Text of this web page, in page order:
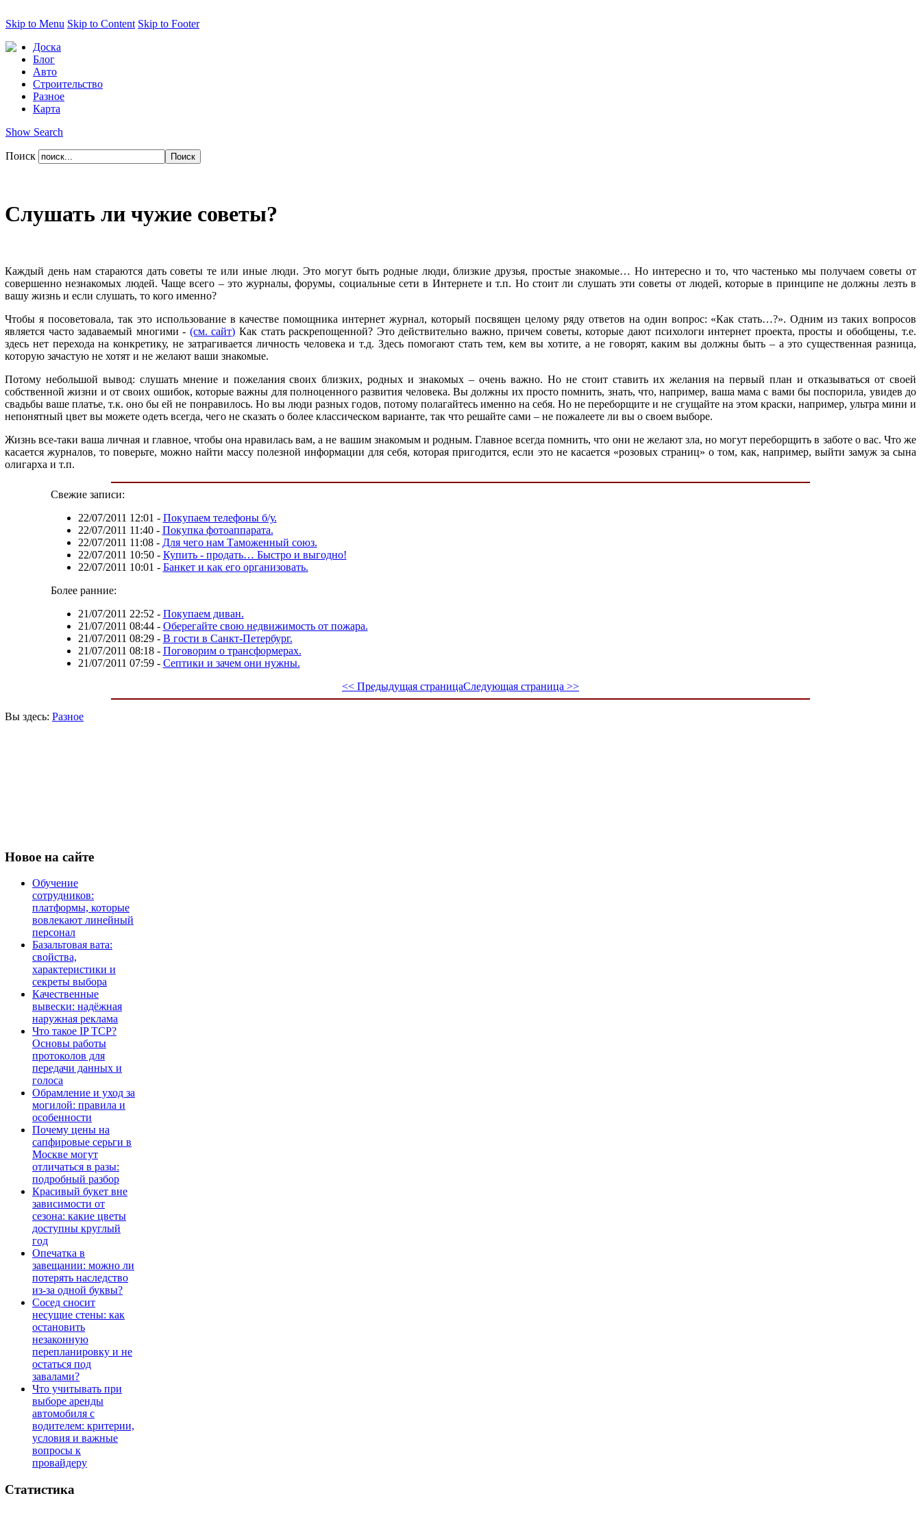
Skip to Menu Skip to Content Skip to Footer
Доска
Блог
Авто
Строительство
Разное
Карта
Show Search
Поиск
Слушать ли чужие советы?
Каждый день нам стараются дать советы те или иные люди. Это могут быть родные люди, близкие друзья, простые знакомые… Но интересно и то, что частенько мы получаем советы от
совершенно незнакомых людей. Чаще всего – это журналы, форумы, социальные сети в Интернете и т.п. Но стоит ли слушать эти советы от людей, которые в принципе не должны лезть в
вашу жизнь и если слушать, то кого именно?
Чтобы я посоветовала, так это использование в качестве помощника интернет журнал, который посвящен целому ряду ответов на один вопрос: «Как стать…?». Одним из таких вопросов
является часто задаваемый многими - (см. сайт) Как стать раскрепощенной? Это действительно важно, причем советы, которые дают психологи интернет проекта, просты и обобщены, т.е.
здесь нет перехода на конкретику, не затрагивается личность человека и т.д. Здесь помогают стать тем, кем вы хотите, а не говорят, каким вы должны быть – а это существенная разница,
которую зачастую не хотят и не желают ваши знакомые.
Потому небольшой вывод: слушать мнение и пожелания своих близких, родных и знакомых – очень важно. Но не стоит ставить их желания на первый план и отказываться от своей
собственной жизни и от своих ошибок, которые важны для полноценного развития человека. Вы должны их просто помнить, знать, что, например, ваша мама с вами бы поспорила, увидев до
свадьбы ваше платье, т.к. оно бы ей не понравилось. Но вы люди разных годов, потому полагайтесь именно на себя. Но не переборщите и не сгущайте на этом краски, например, ультра мини и
непонятный цвет вы можете одеть всегда, чего не сказать о более классическом варианте, так что решайте сами – не пожалеете ли вы о своем выборе.
Жизнь все-таки ваша личная и главное, чтобы она нравилась вам, а не вашим знакомым и родным. Главное всегда помнить, что они не желают зла, но могут переборщить в заботе о вас. Что же
касается журналов, то поверьте, можно найти массу полезной информации для себя, которая пригодится, если это не касается «розовых страниц» о том, как, например, выйти замуж за сына
олигарха и т.п.
Свежие записи:
22/07/2011 12:01 - Покупаем телефоны б/у.
22/07/2011 11:40- Покупка фотоаппарата.
22/07/2011 11:08- Для чего нам Таможенный союз.
22/07/2011 10:50- Купить - продать… Быстро и выгодно!
22/07/2011 10:01 - Банкет и как его организовать.
Более ранние:
21/07/2011 22:52 - Покупаем диван.
21/07/2011 08:44- Оберегайте свою недвижимость от пожара.
21/07/2011 08:29- В гости в Санкт-Петербург.
21/07/2011 08:18- Поговорим о трансформерах.
21/07/2011 07:59- Септики и зачем они нужны.
<< Предыдущая страницаСледующая страница >>
Вы здесь: Разное
Новое на сайте
Обучение
сотрудников:
платформы, которые
вовлекают линейный
персонал
Базальтовая вата:
свойства,
характеристики и
секреты выбора
Качественные
вывески: надёжная
наружная реклама
Что такое IP TCP?
Основы работы
протоколов для
передачи данных и
голоса
Обрамление и уход за
могилой: правила и
особенности
Почему цены на
сапфировые серьги в
Москве могут
отличаться в разы:
подробный разбор
Красивый букет вне
зависимости от
сезона: какие цветы
доступны круглый
год
Опечатка в
завещании: можно ли
потерять наследство
из-за одной буквы?
Сосед сносит
несущие стены: как
остановить
незаконную
перепланировку и не
остаться под
завалами?
Что учитывать при
выборе аренды
автомобиля с
водителем: критерии,
условия и важные
вопросы к
провайдеру
Статистика